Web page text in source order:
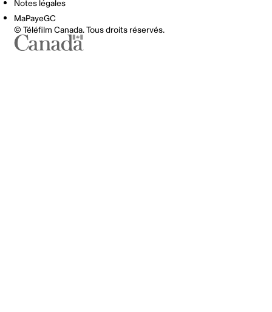
Notes légales
MaPayeGC
© Téléfilm Canada. Tous droits réservés.